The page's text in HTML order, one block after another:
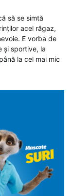
să se simtă
acel răgaz,
E vorba de
și sportive, la
la cel mai mic